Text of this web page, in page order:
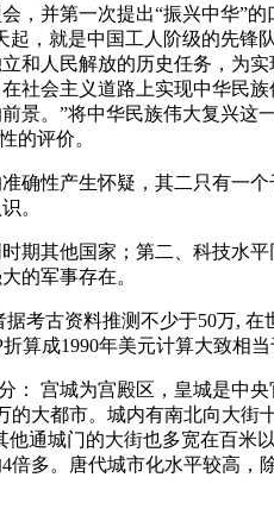
并第一次提出“振兴中华”
，就是中国工人阶级的先
和人民解放的历史任务，为
社会主义道路上实现中华民
。”将中华民族伟大复兴这
的评价。
性产生怀疑，其二只有一
。
期其他国家；第二、科技水
的军事存在。
考古资料推测不少于50万,
成1990年美元计算大致相
： 宫城为宫殿区，皇城是中
大都市。城内有南北向大
通城门的大街也多宽在百米
多。唐代城市化水平较高